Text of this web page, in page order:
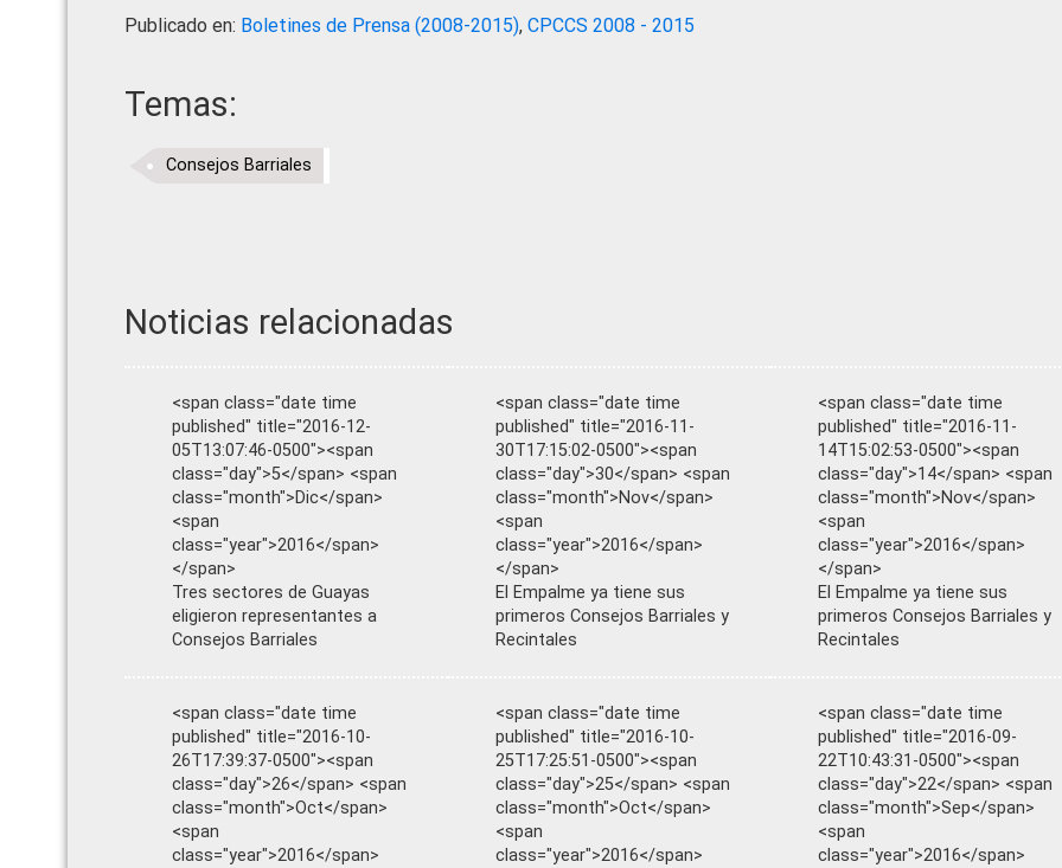
Publicado en: Boletines de Prensa (2008-2015), CPCCS 2008 - 2015
Temas:
Consejos Barriales
Noticias relacionadas
<span class="date time
published" title="2016-12-
05T13:07:46-0500"><span
class="day">5</span> <span
class="month">Dic</span>
<span
class="year">2016</span>
</span>
Tres sectores de Guayas
eligieron representantes a
Consejos Barriales
<span class="date time
published" title="2016-11-
30T17:15:02-0500"><span
class="day">30</span> <span
class="month">Nov</span>
<span
class="year">2016</span>
</span>
El Empalme ya tiene sus
primeros Consejos Barriales y
Recintales
<span class="date time
published" title="2016-11-
14T15:02:53-0500"><span
class="day">14</span> <span
class="month">Nov</span>
<span
class="year">2016</span>
</span>
El Empalme ya tiene sus
primeros Consejos Barriales y
Recintales
<span class="date time
published" title="2016-10-
26T17:39:37-0500"><span
class="day">26</span> <span
class="month">Oct</span>
<span
class="year">2016</span>
<span class="date time
published" title="2016-10-
25T17:25:51-0500"><span
class="day">25</span> <span
class="month">Oct</span>
<span
class="year">2016</span>
<span class="date time
published" title="2016-09-
22T10:43:31-0500"><span
class="day">22</span> <span
class="month">Sep</span>
<span
class="year">2016</span>